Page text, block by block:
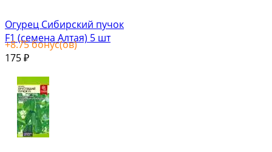
Огурец Сибирский пучок
F1 (семена Алтая) 5 шт
+8.75бонус(ов)
175 ₽